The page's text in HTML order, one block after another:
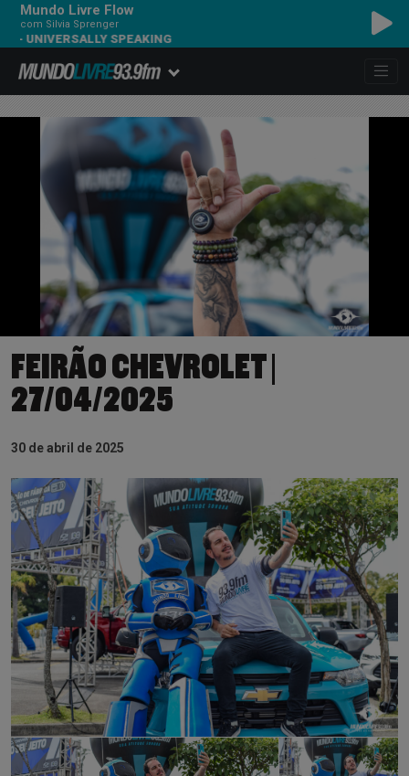
Mundo Livre Flow
com Silvia Sprenger
RED HOT CHILI PEPPERS -
FEIRÃO CHEVROLET |
27/04/2025
30 de abril de 2025